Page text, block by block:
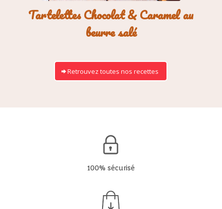
Tartelettes Chocolat & Caramel au
beurre salé
Retrouvez toutes nos recettes
100% sécurisé